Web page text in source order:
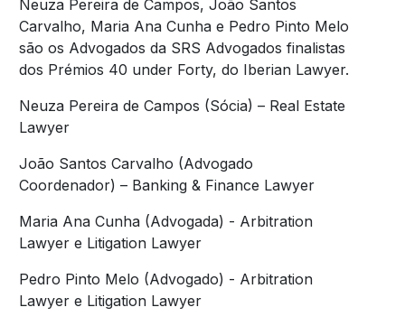
Neuza Pereira de Campos, João Santos
Carvalho, Maria Ana Cunha e Pedro Pinto Melo
são os Advogados da SRS Advogados finalistas
dos Prémios 40 under Forty, do Iberian Lawyer.
Neuza Pereira de Campos (Sócia) – Real Estate
Lawyer
João Santos Carvalho (Advogado
Coordenador) – Banking & Finance Lawyer
Maria Ana Cunha (Advogada) - Arbitration
Lawyer e Litigation Lawyer
Pedro Pinto Melo (Advogado) - Arbitration
Lawyer e Litigation Lawyer